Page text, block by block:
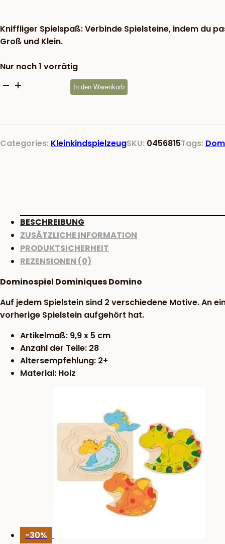
19,83 €
Kniffliger Spielspaß: Verbinde Spielsteine, indem du
Groß und Klein.
Nur noch 1 vorrätig
Dominospiel
Menge
In den Warenkorb
Categories: KleinkindspielzeugSKU: 0456815Tags:
BESCHREIBUNG
ZUSÄTZLICHE INFORMATION
PRODUKTSICHERHEIT
REZENSIONEN (0)
Dominospiel Dominiques Domino
Auf jedem Spielstein sind 2 verschiedene Motive. An
vorherige Spielstein aufgehört hat.
Artikelmaß: 9,9 x 5 cm
Anzahl der Teile: 28
Altersempfehlung: 2+
Material: Holz
-30%